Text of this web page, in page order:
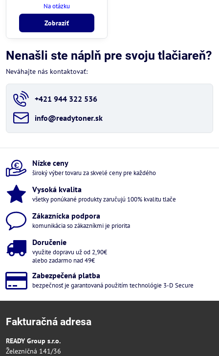
Na otázku
Zobraziť
Nenašli ste náplň pre svoju tlačiareň?
Neváhajte nás kontaktovať:
+421 944 322 536
info​@readytoner​.sk
Nízke ceny
široký výber tovaru za skvelé ceny pre každého
Vysoká kvalita
všetky ponúkané produkty zaručujú 100% kvalitu tlače
Zákaznícka podpora
komunikácia so zákazníkmi je priorita
Doručenie
využite dopravu už od 2,90€
alebo zadarmo nad 49€
Zabezpečená platba
bezpečnosť je garantovaná použitím technológie 3-D Secure
Fakturačná adresa
READY Group s.r.o.
Železničná 141/36